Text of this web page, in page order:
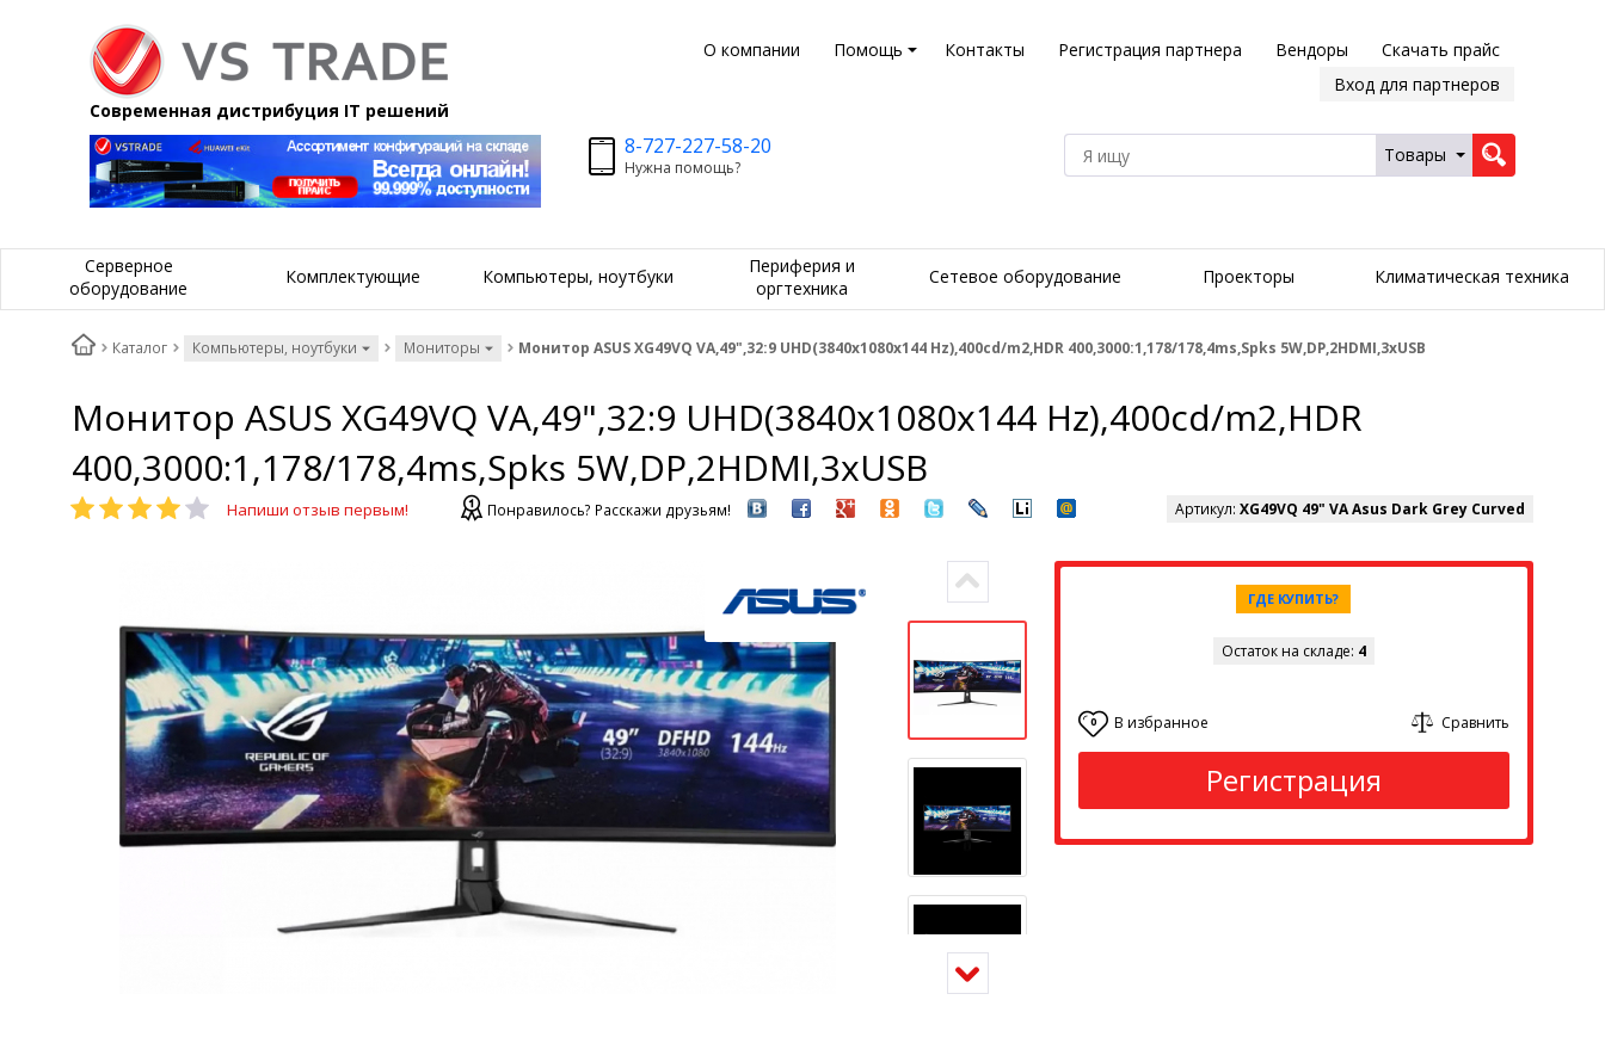
О компании Помощь Контакты Регистрация партнера Вендоры
Скачать прайс
Вход для партнеров
Современная дистрибуция IT решений
8-727-227-58-20
Нужна помощь?
Товары
Серверное
оборудование
Комплектующие Компьютеры, ноутбуки
Периферия и
оргтехника
Сетевое оборудование Проекторы Климатическая техника
Каталог Компьютеры, ноутбуки Мониторы Монитор ASUS XG49VQ VA,49",32:9 UHD(3840x1080x144 Hz),400cd/m2,HDR 400,3000:1,178/178,4ms,Spks 5W,DP,2HDMI,3xUSB
Монитор ASUS XG49VQ VA,49",32:9 UHD(3840x1080x144 Hz),400cd/m2,HDR
400,3000:1,178/178,4ms,Spks 5W,DP,2HDMI,3xUSB
Напиши отзыв первым! Понравилось? Расскажи друзьям! Артикул: XG49VQ 49" VA Asus Dark Grey Curved
ГДЕ КУПИТЬ?
Остаток на складе: 4
0 В избранное Сравнить
Регистрация